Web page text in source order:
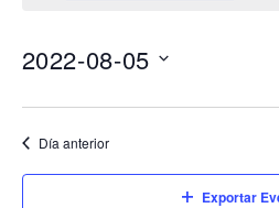
2022-08-05
Día anterior
Exportar